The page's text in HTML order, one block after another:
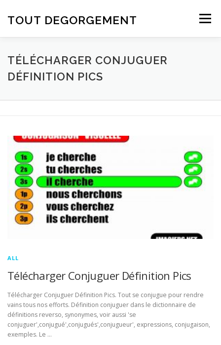
TOUT DEGORGEMENT Menu
TÉLÉCHARGER CONJUGUER
DÉFINITION PICS
ALL
Télécharger Conjuguer Définition Pics
Télécharger Conjuguer Définition Pics. Tout se conjugue pour rendre
vains tous nos efforts. Définition conjuguer dans le dictionnaire de
définitions reverso, synonymes, voir aussi 'se
conjuguer',conjugué',conjugués',conjugueur', expressions, conjugaison,
exemples. Le …